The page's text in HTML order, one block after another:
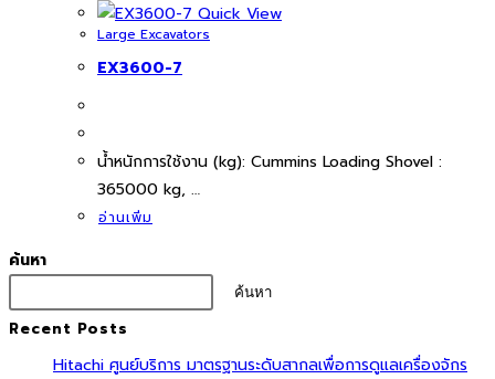
Quick View
Large Excavators
EX3600-7
นํ้าหนักการใช้งาน (kg): Cummins Loading Shovel :
365000 kg, …
อ่านเพิ่ม
ค้นหา
ค้นหา
Recent Posts
Hitachi ศูนย์บริการ มาตรฐานระดับสากลเพื่อการดูแลเครื่องจักร